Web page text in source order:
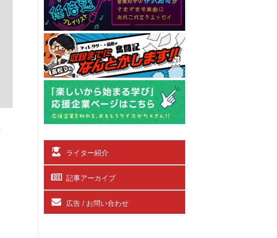
ライター紹介
記事アーカイブ
広告 / お問い合わせ